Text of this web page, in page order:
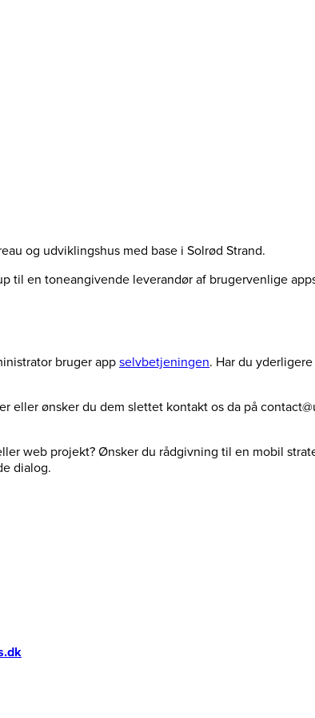
og udviklingshus med base i Solrød Strand.
til en toneangivende leverandør af brugervenlige
bruger appselvbetjeningen. Har du
eller ønsker du dem slettet kontakt os da på
web projekt? Ønsker du rådgivning til en mobil
dialog.